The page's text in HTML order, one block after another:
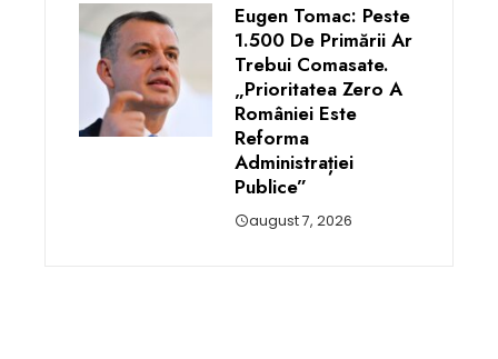
Eugen Tomac: Peste
1.500 De Primării Ar
Trebui Comasate.
„Prioritatea Zero A
României Este
Reforma
Administrației
Publice”
august 7, 2026